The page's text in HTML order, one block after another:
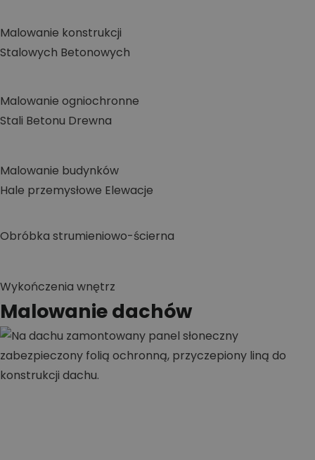
Malowanie konstrukcji
Stalowych Betonowych
Malowanie ogniochronne
Stali Betonu Drewna
Malowanie budynków
Hale przemysłowe Elewacje
Obróbka strumieniowo-ścierna
Wykończenia wnętrz
Malowanie dachów